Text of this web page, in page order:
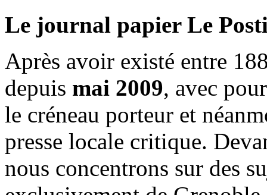
Le journal papier Le
Après avoir existé entre
depuis mai 2009, avec
le créneau porteur et
presse locale critique.
nous concentrons sur des